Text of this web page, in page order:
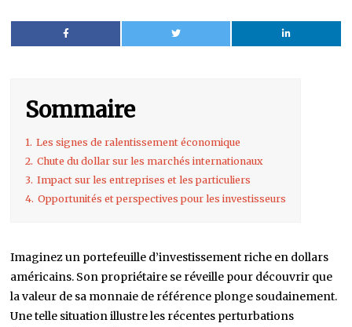
Sommaire
1. Les signes de ralentissement économique
2. Chute du dollar sur les marchés internationaux
3. Impact sur les entreprises et les particuliers
4. Opportunités et perspectives pour les investisseurs
Imaginez un portefeuille d’investissement riche en dollars
américains. Son propriétaire se réveille pour découvrir que
la valeur de sa monnaie de référence plonge soudainement.
Une telle situation illustre les récentes perturbations